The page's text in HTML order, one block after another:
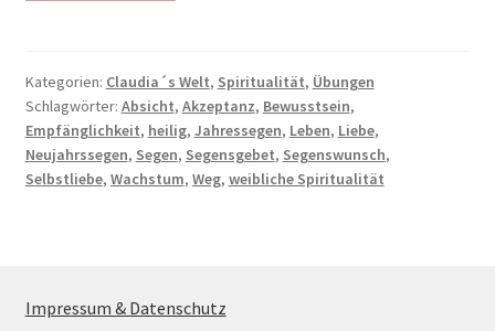
Kategorien: Claudia´s Welt, Spiritualität, Übungen
Schlagwörter: Absicht, Akzeptanz, Bewusstsein,
Empfänglichkeit, heilig, Jahressegen, Leben, Liebe,
Neujahrssegen, Segen, Segensgebet, Segenswunsch,
Selbstliebe, Wachstum, Weg, weibliche Spiritualität
Impressum & Datenschutz